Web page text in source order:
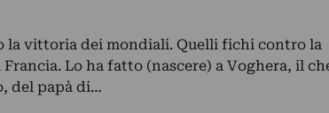
la vittoria dei mondiali. Quelli fichi contro la
Lo ha fatto (nascere) a Voghera, il
del papà di…